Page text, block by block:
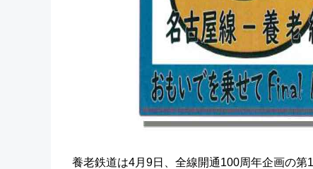
養老鉄道は4月9日、全線開通100周年企画の